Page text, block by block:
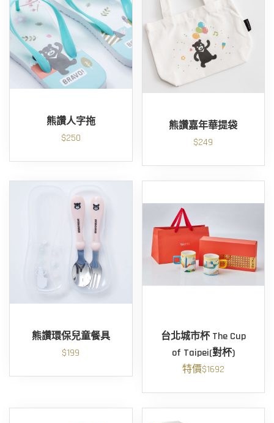
熊讚人字拖
$250
熊讚嘉年華提袋
$249
熊讚環保兒童餐具
$199
台北城市杯 The Cup
of Taipei(對杯)
特價$1692